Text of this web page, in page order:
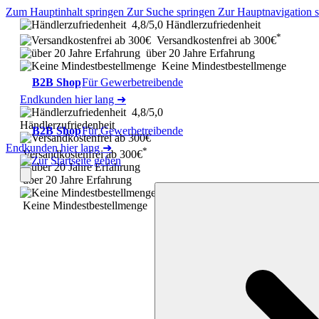
Zum Hauptinhalt springen Zur Suche springen Zur Hauptnavigation
4,8/5,0 Händlerzufriedenheit
Versandkostenfrei ab 300€*
über 20 Jahre Erfahrung
Keine Mindestbestellmenge
B2B ShopFür Gewerbetreibende
Endkunden hier lang ➜
4,8/5,0
Händlerzufriedenheit
Versandkostenfrei ab 300€*
über 20 Jahre Erfahrung
Keine Mindestbestellmenge
B2B ShopFür Gewerbetreibende
Endkunden hier lang ➜